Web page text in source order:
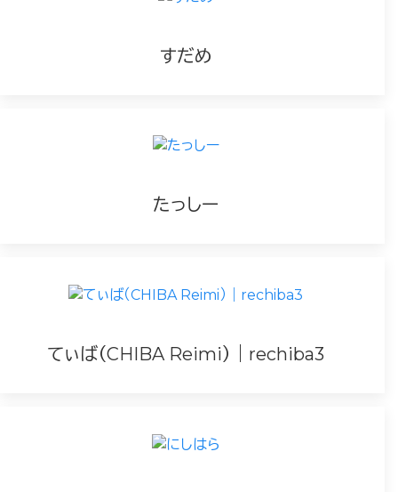
すだめ
たっしー
てぃば（CHIBA Reimi）｜rechiba3